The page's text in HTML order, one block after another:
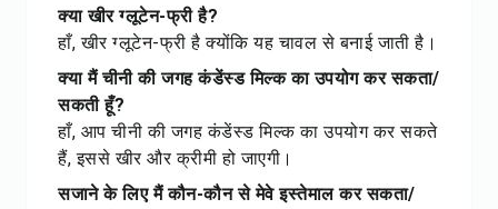
क्या खीर ग्लूटेन-फ्री है?
हाँ, खीर ग्लूटेन-फ्री है क्योंकि यह चावल से बनाई जाती है।
क्या मैं चीनी की जगह कंडेंस्ड मिल्क का उपयोग कर सकता/
सकती हूँ?
हाँ, आप चीनी की जगह कंडेंस्ड मिल्क का उपयोग कर सकते
हैं, इससे खीर और क्रीमी हो जाएगी।
सजाने के लिए मैं कौन-कौन से मेवे इस्तेमाल कर सकता/